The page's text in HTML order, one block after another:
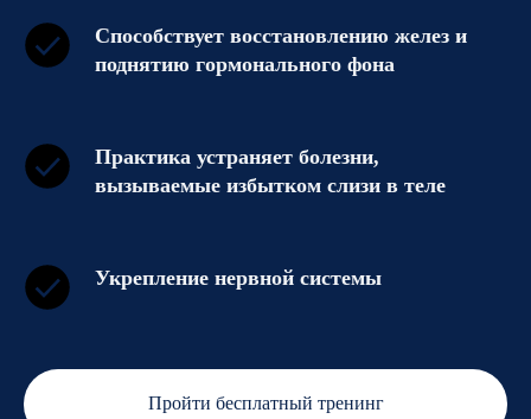
Способствует восстановлению желез и
поднятию гормонального фона
Практика устраняет болезни,
вызываемые избытком слизи в теле
Укрепление нервной системы
Пройти бесплатный тренинг